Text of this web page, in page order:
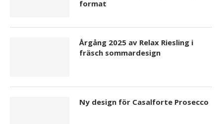
format
Årgång 2025 av Relax Riesling i
fräsch sommardesign
Ny design för Casalforte Prosecco